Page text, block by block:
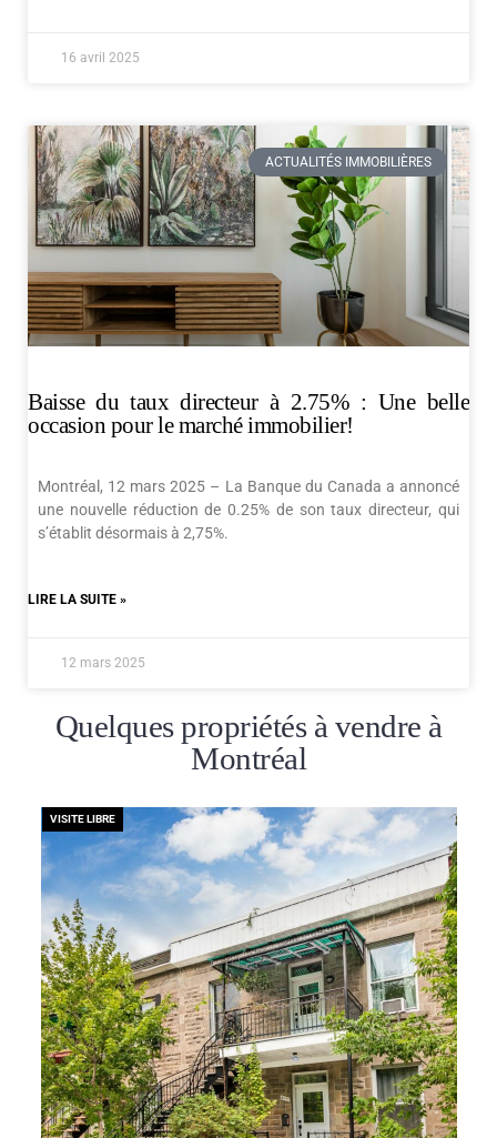
16 avril 2025
ACTUALITÉS IMMOBILIÈRES
Baisse du taux directeur à 2.75% : Une belle
occasion pour le marché immobilier!
Montréal, 12 mars 2025 – La Banque du Canada a annoncé
une nouvelle réduction de 0.25% de son taux directeur, qui
s’établit désormais à 2,75%.
LIRE LA SUITE »
12 mars 2025
Quelques propriétés à vendre à
Montréal
VISITE LIBRE